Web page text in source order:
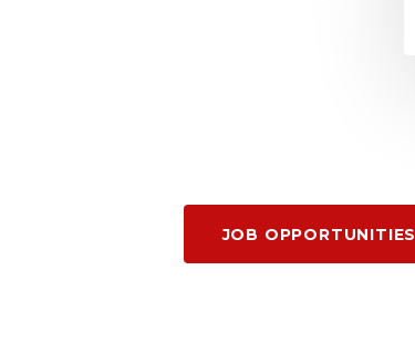
JOB OPPORTUNITIES